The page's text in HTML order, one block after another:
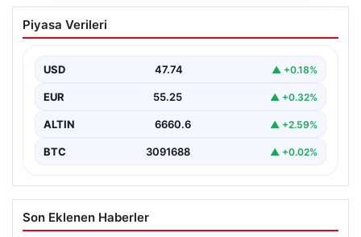
İş Bankası’nda Yönetim Kadrosunda
Önemli Değişiklik: Hakan Aran Görevini
Türkiye'nin köklü finans kuruluşlarından İş Bankası'nda
Genel…
Piyasa Verileri
USD 47.74 ▲ +0.18%
EUR 55.25 ▲ +0.32%
ALTIN 6660.6 ▲ +2.59%
BTC 3091688 ▲ +0.02%
Son Eklenen Haberler